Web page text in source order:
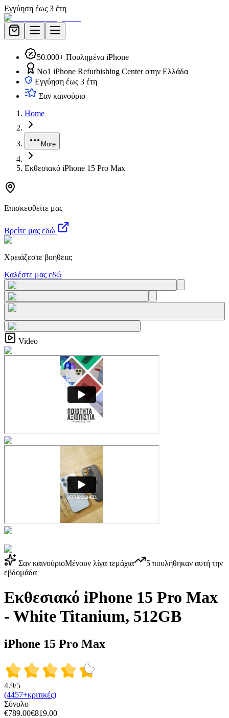
Εγγύηση έως 3 έτη
50.000+ Πουλημένα iPhone
No1 iPhone Refurbishing Center στην Ελλάδα
Εγγύηση έως 3 έτη
Σαν καινούριο
Home
More
Εκθεσιακό iPhone 15 Pro Max
Επισκεφθείτε μας
Βρείτε μας εδώ
Χρειάζεστε βοήθεια;
Καλέστε μας εδώ
Video
Σαν καινούριοΜένουν λίγα τεμάχια 5 πουλήθηκαν αυτή την
εβδομάδα
Εκθεσιακό iPhone 15 Pro Max
- White Titanium, 512GB
iPhone 15 Pro Max
4.9/5
(4457+κριτικές)
Σύνολο
€789.00€819.00